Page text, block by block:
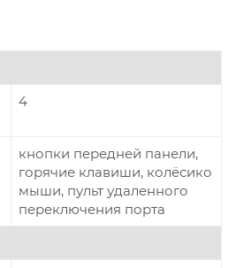
4
кнопки передней панели,
горячие клавиши, колёсико
мыши, пульт удаленного
переключения порта